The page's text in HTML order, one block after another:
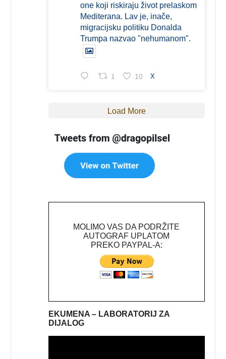
one koji riskiraju život prelaskom
Mediterana. Lav je, inače,
migracijsku politiku Donalda
Trumpa nazvao "nehumanom".
1 10 X
Load More
MOLIMO VAS DA PODRŽITE
AUTOGRAF UPLATOM
PREKO PAYPAL-A:
EKUMENA – LABORATORIJ ZA
DIJALOG